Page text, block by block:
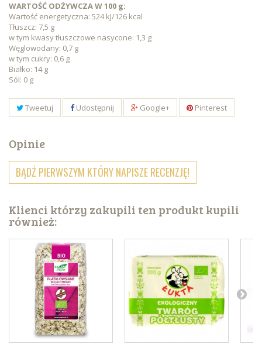
WARTOŚĆ ODŻYWCZA W 100 g:
Wartość energetyczna: 524 kJ/126 kcal
Tłuszcz: 7,5 g
w tym kwasy tłuszczowe nasycone: 1,3 g
Węglowodany: 0,7 g
w tym cukry: 0,6 g
Białko: 14 g
Sól: 0 g
Tweetuj Udostępnij Google+ Pinterest
Opinie
BĄDŹ PIERWSZYM KTÓRY NAPISZE RECENZJĘ!
Klienci którzy zakupili ten produkt kupili
również: